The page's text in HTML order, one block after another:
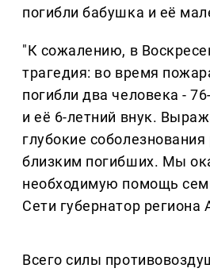
погибли бабушка и её
"К сожалению, в
трагедия: во время
погибли два человека -
и её 6-летний внук.
глубокие
близким погибших. Мы
необходимую помощь
Сети губернатор региона
Всего силы